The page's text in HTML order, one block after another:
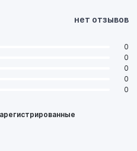
нет отзывов
0
0
0
0
0